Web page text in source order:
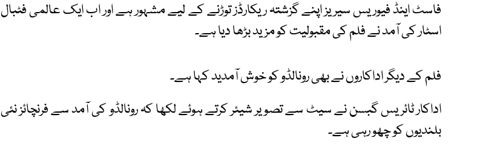
فاسٹ اینڈ فیوریس سیریز اپنے گزشتہ ریکارڈز توڑنے کے لیے مشہور ہے اور اب ایک عالمی فٹبال
اسٹار کی آمد نے فلم کی مقبولیت کو مزید بڑھا دیا ہے۔
فلم کے دیگر اداکاروں نے بھی رونالڈو کو خوش آمدید کہا ہے۔
اداکار ٹائریس گبسن نے سیٹ سے تصویر شیئر کرتے ہوئے لکھا کہ رونالڈو کی آمد سے فرنچائز نئی
بلندیوں کو چھو رہی ہے۔